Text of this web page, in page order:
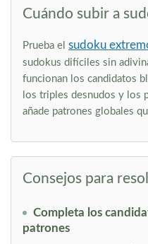
Cuándo subir a
Prueba el sudoku
sudokus difíciles sin
funcionan los candidatos
los triples desnudos y los
añade patrones globales
Consejos para
Completa los
patrones